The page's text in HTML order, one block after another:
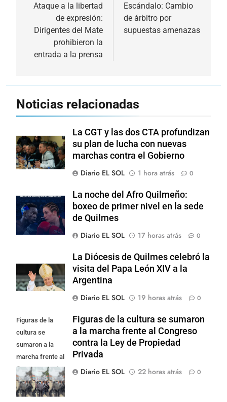
de
entradas
Ataque a la libertad
de expresión:
Dirigentes del Mate
prohibieron la
entrada a la prensa
Escándalo: Cambio
de árbitro por
supuestas amenazas
Noticias relacionadas
La CGT y las dos CTA profundizan
su plan de lucha con nuevas
marchas contra el Gobierno
Diario EL SOL
1 hora atrás 0
La noche del Afro Quilmeño:
boxeo de primer nivel en la sede
de Quilmes
Diario EL SOL
17 horas atrás 0
La Diócesis de Quilmes celebró la
visita del Papa León XIV a la
Argentina
Diario EL SOL
19 horas atrás 0
Figuras de la
cultura se
sumaron a la
marcha frente al
Congreso contra
la Ley de
Propiedad
Figuras de la cultura se sumaron
a la marcha frente al Congreso
contra la Ley de Propiedad
Privada
Diario EL SOL
22 horas atrás 0